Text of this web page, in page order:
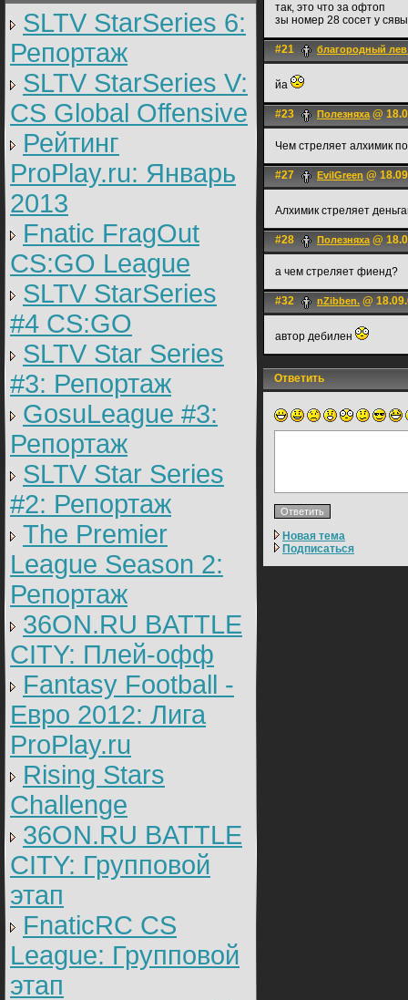
SLTV StarSeries 6:
Репортаж
SLTV StarSeries V:
CS Global Offensive
Рейтинг
ProPlay.ru: Январь
2013
Fnatic FragOut
CS:GO League
SLTV StarSeries
#4 CS:GO
SLTV Star Series
#3: Репортаж
GosuLeague #3:
Репортаж
SLTV Star Series
#2: Репортаж
The Premier
League Season 2:
Репортаж
36ON.RU BATTLE
CITY: Плей-офф
Fantasy Football -
Евро 2012: Лига
ProPlay.ru
Rising Stars
Challenge
36ON.RU BATTLE
CITY: Групповой
этап
FnaticRC CS
League: Групповой
этап
так, это что за офтоп
зы номер 28 сосет у сявы
#21 благородный
йа
#23 Полезняха@
Чем стреляет алхимик
#27 EvilGreen @
Алхимик стреляет
#28 Полезняха@
а чем стреляет фиенд?
#32 nZibben. @
автор дебилен
Ответить
Новая тема
Подписаться